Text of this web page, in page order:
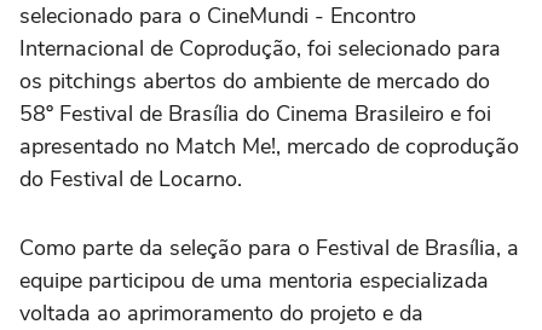
selecionado para o CineMundi - Encontro
Internacional de Coprodução, foi selecionado para
os pitchings abertos do ambiente de mercado do
58º Festival de Brasília do Cinema Brasileiro e foi
apresentado no Match Me!, mercado de coprodução
do Festival de Locarno.
Como parte da seleção para o Festival de Brasília, a
equipe participou de uma mentoria especializada
voltada ao aprimoramento do projeto e da